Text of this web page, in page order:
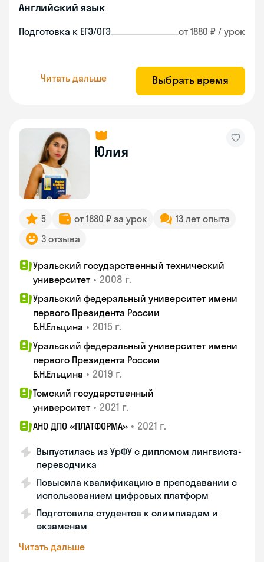
Английский язык
Подготовка к ЕГЭ/ОГЭ от 1880 ₽ / урок
Читать дальше Выбрать время
Юлия
5 от 1880 ₽ за урок
13 лет опыта
3 отзыва
Уральский государственный технический
университет • 2008 г.
Уральский федеральный университет имени
первого Президента России
Б.Н.Ельцина • 2015 г.
Уральский федеральный университет имени
первого Президента России
Б.Н.Ельцина • 2019 г.
Томский государственный
университет • 2021 г.
АНО ДПО «ПЛАТФОРМА» • 2021 г.
Выпустилась из УрФУ с дипломом лингвиста-
переводчика
Повысила квалификацию в преподавании с
использованием цифровых платформ
Подготовила студентов к олимпиадам и
экзаменам
Читать дальше